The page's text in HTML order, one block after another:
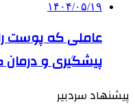
۱۴۰۴/۰۵/۱۹
عاملی که پوست
پیشگیری و درمان
پیشنهاد سردبیر